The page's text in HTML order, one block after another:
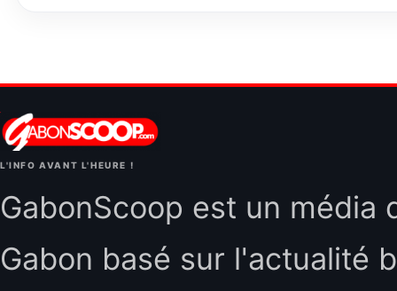
L'INFO AVANT L'HEURE !
GabonScoop est un média
Gabon basé sur l'actualité